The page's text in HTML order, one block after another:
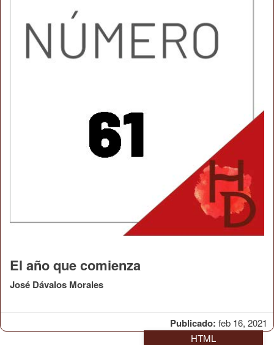
Publicado: feb 16, 2021
El año que comienza
José Dávalos Morales
HTML